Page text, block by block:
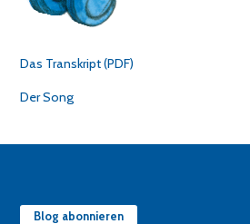
Das Transkript (PDF)
Der Song
Blog abonnieren